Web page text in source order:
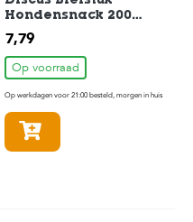
Hondensnack 200
gram
7,79
Op voorraad
Op werkdagen voor 21:00 besteld, morgen in huis